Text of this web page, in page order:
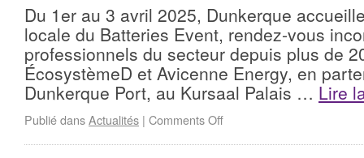
Du 1er au 3 avril 2025, Dunkerque
locale du Batteries Event, rendez-vous
professionnels du secteur depuis plus de
ÉcosystèmeD et Avicenne Energy, en
Dunkerque Port, au Kursaal Palais … Lire
Publié dansActualités | Comments Off